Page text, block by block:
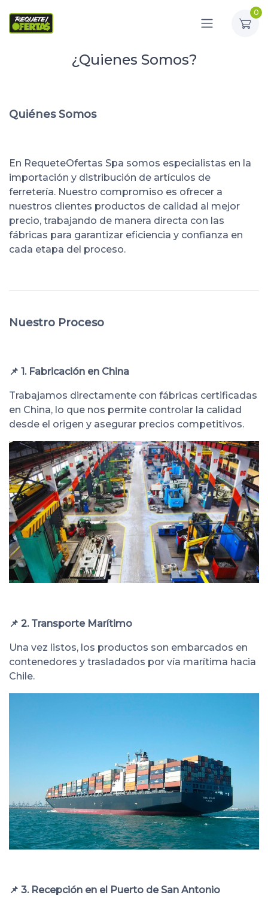
0
¿Quienes Somos?
Quiénes Somos
En RequeteOfertas Spa somos especialistas en la
importación y distribución de artículos de
ferretería. Nuestro compromiso es ofrecer a
nuestros clientes productos de calidad al mejor
precio, trabajando de manera directa con las
fábricas para garantizar eficiencia y confianza en
cada etapa del proceso.
Nuestro Proceso
📌 1. Fabricación en China
Trabajamos directamente con fábricas certificadas
en China, lo que nos permite controlar la calidad
desde el origen y asegurar precios competitivos.
📌 2. Transporte Marítimo
Una vez listos, los productos son embarcados en
contenedores y trasladados por vía marítima hacia
Chile.
📌 3. Recepción en el Puerto de San Antonio